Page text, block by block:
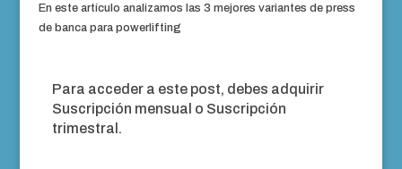
En este artículo analizamos las 3 mejores variantes de press
de banca para powerlifting
Para acceder a este post, debes adquirir
Suscripción mensual o Suscripción
trimestral .